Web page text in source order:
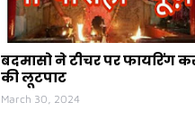
बदमासो ने टीचर पर फायरिंग
की लूटपाट
March 30, 2024